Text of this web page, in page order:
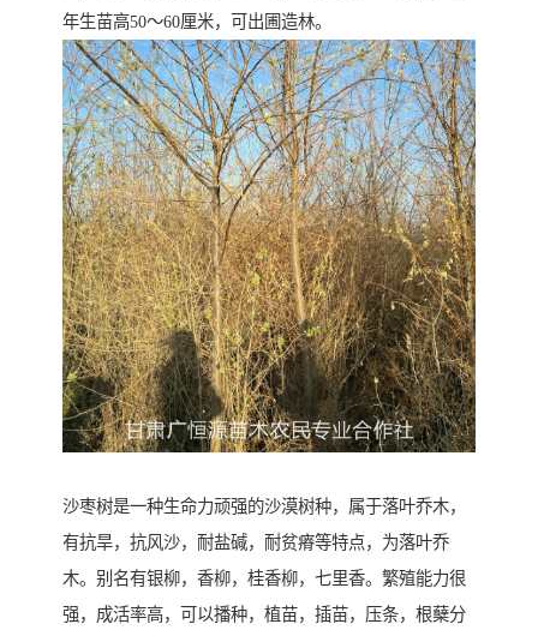
年生苗高50～60厘米，可出圃造林。
沙枣树是一种生命力顽强的沙漠树种，属于落叶乔木，
有抗旱，抗风沙，耐盐碱，耐贫瘠等特点，为落叶乔
木。别名有银柳，香柳，桂香柳，七里香。繁殖能力很
强，成活率高，可以播种，植苗，插苗，压条，根蘖分